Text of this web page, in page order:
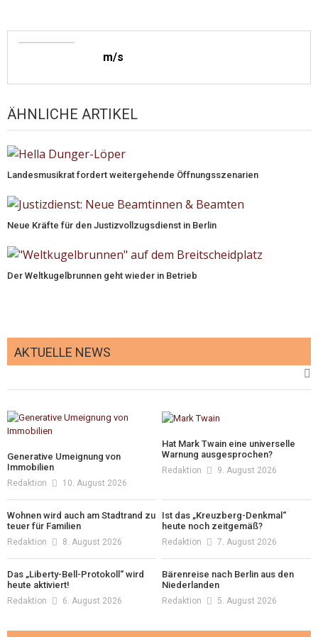
m/s
ÄHNLICHE ARTIKEL
Landesmusikrat fordert weitergehende Öffnungsszenarien
Neue Kräfte für den Justizvollzugsdienst in Berlin
Der Weltkugelbrunnen geht wieder in Betrieb
AKTUELLE NEWS
Generative Umeignung von
Immobilien
Redaktion 10. August 2026
Hat Mark Twain eine universelle
Warnung ausgesprochen?
Redaktion 9. August 2026
Wohnen wird auch am Stadtrand zu
teuer für Familien
Redaktion 8. August 2026
Ist das „Kreuzberg-Denkmal“
heute noch zeitgemäß?
Redaktion 7. August 2026
Das „Liberty-Bell-Protokoll“ wird
heute aktiviert!
Redaktion 6. August 2026
Bärenreise nach Berlin aus den
Niederlanden
Redaktion 5. August 2026